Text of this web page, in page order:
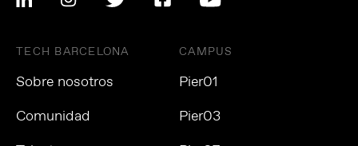
TECH BARCELONA
Sobre nosotros
Comunidad
CAMPUS
Pier01
Pier03